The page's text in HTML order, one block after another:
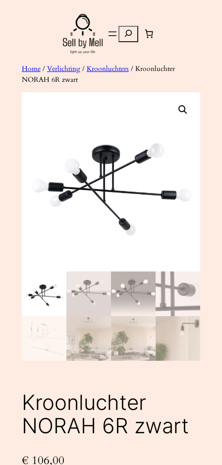
Zoeken
Home/ Verlichting/ Kroonluchters/ Kroonluchter
NORAH 6R zwart
Kroonluchter
NORAH 6R zwart
€ 106,00